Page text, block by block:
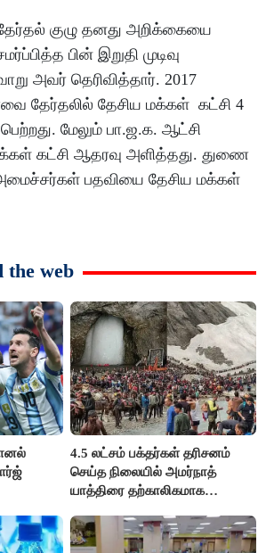
குழு தனது அறிக்கையை
பின் இறுதி முடிவு
அவர் தெரிவித்தார். 2017
தேர்தலில் தேசிய மக்கள் கட்சி 4
மேலும் பா.ஜ.க. ஆட்சி
கட்சி ஆதரவு அளித்தது. துணை
பதவியை தேசிய மக்கள்
the web
4.5 லட்சம் பக்தர்கள் தரிசனம்
செய்த நிலையில் அமர்நாத்
யாத்திரை தற்காலிகமாக